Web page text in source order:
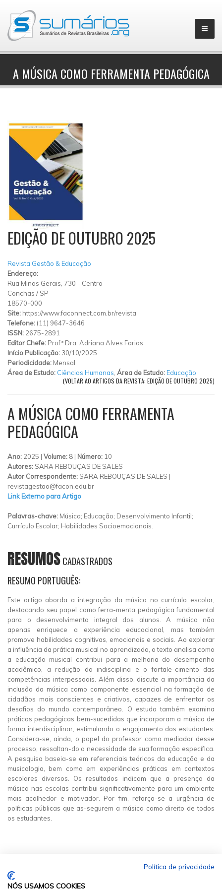
▼
A MÚSICA COMO FERRAMENTA PEDAGÓGICA
EDIÇÃO DE OUTUBRO 2025
Revista Gestão & Educação
Endereço:
Rua Minas Gerais, 730 - Centro
Conchas / SP
18570-000
Site: https://www.faconnect.com.br/revista
Telefone: (11) 9647-3646
ISSN: 2675-2891
Editor Chefe: Profª Dra. Adriana Alves Farias
Início Publicação: 30/10/2025
Periodicidade: Mensal
Área de Estudo: Ciências Humanas Área de Estudo:Educação
(VOLTAR AO ARTIGOS DA REVISTA: EDIÇÃO DE OUTUBRO 2025)
A MÚSICA COMO FERRAMENTA
PEDAGÓGICA
Ano: 2025 | Volume: 8 | Número: 10
Autores: SARA REBOUÇAS DE SALES
Autor Correspondente: SARA REBOUÇAS DE SALES |
revistagestao@facon.edu.br
Link Externo para Artigo
Palavras-chave: Música; Educação; Desenvolvimento Infantil;
Currículo Escolar; Habilidades Socioemocionais.
RESUMOSCADASTRADOS
RESUMO PORTUGUÊS:
Este artigo aborda a integração da música no currículo escolar,
destacando seu papel como ferra-menta pedagógica fundamental
para o desenvolvimento integral dos alunos. A música não
apenas enriquece a experiência educacional, mas também
promove habilidades cognitivas, emocionais e sociais. Ao explorar
a influência da prática musical no aprendizado, o texto analisa como
a educação musical contribui para a melhoria do desempenho
acadêmico, a redução da indisciplina e o fortale-cimento das
competências interpessoais. Além disso, discute a importância da
inclusão da música como componente essencial na formação de
cidadãos mais conscientes e criativos, capazes de enfrentar os
desafios do mundo contemporâneo. O estudo também examina
práticas pedagógicas bem-sucedidas que incorporam a música de
forma interdisciplinar, estimulando o engajamento dos estudantes.
Considera-se, ainda, o papel do professor como mediador desse
processo, ressaltan-do a necessidade de sua formação específica.
A pesquisa baseia-se em referenciais teóricos da educação e da
musicologia, bem como em experiências práticas em contextos
escolares diversos. Os resultados indicam que a presença da
música nas escolas contribui significativamente para um ambiente
mais acolhedor e motivador. Por fim, reforça-se a urgência de
políticas públicas que as-segurem a música como direito de todos
os estudantes.
Política de privacidade
NÓS USAMOS COOKIES